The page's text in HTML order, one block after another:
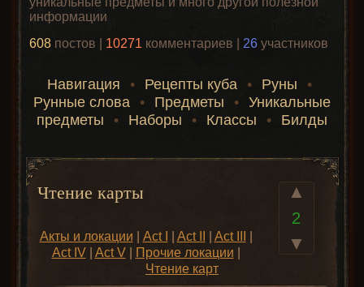
информации
608 постов | 10271 комментариев | 26 участников
Навигация • Рецепты куба • Руны
•
Рунные слова
• Предметы • Уникальные
предметы
• Наборы • Классы • Билды
▲
2
▼
Чтение карты
Акты и локации | Act I | Act II | Act III |
Act IV| Act V| Прочие локации |
Чтение карт